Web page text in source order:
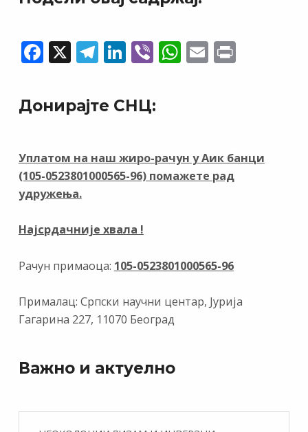
F
e
b
o
k
X T
e
gr
m
Li
k
e
n
Vi
er
W
p
p
E Pr
Донирајте СНЦ:
Уплатом на наш жиро-рачун у Аик банци
(105-0523801000565-96) помажете рад
удружења.
Најсрдачније хвала !
Рачун примаоца: 105-0523801000565-96
Прималац: Српски научни центар, Јурија
Гагарина 227, 11070 Београд
Важно и актуелно